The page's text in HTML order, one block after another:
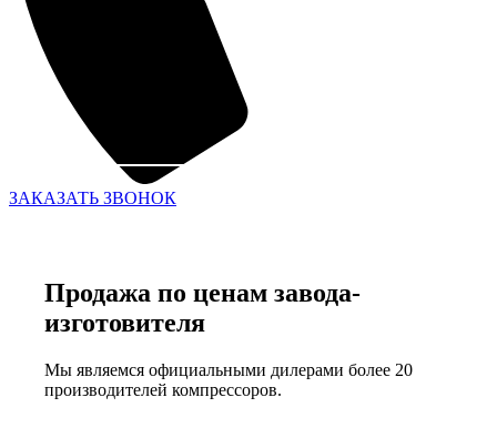
ЗАКАЗАТЬ ЗВОНОК
Продажа по ценам завода-
изготовителя
Мы являемся официальными дилерами более 20
производителей компрессоров.